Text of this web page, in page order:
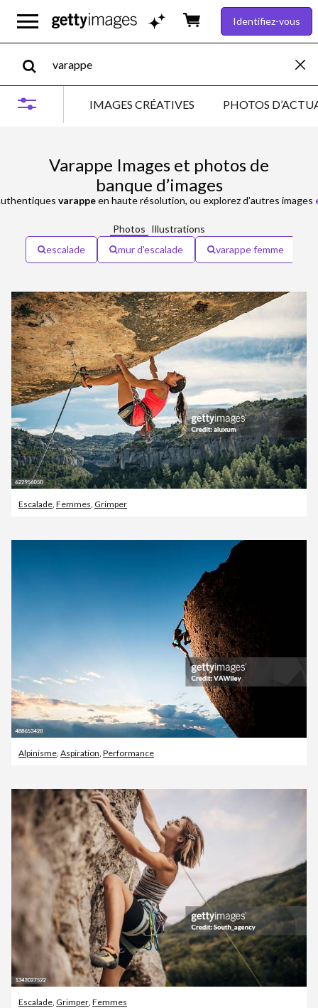
Identifiez-vous
IMAGES CRÉATIVES PHOTOS
Varappe Images et photos de
banque d’images
varappeen haute résolution, ou explorez d’autres images
Photos Illustrations
escalade
mur d'escalade varappe femme
Escalade, Femmes, Grimper
Alpinisme, Aspiration, Performance
Escalade Grimper Femmes